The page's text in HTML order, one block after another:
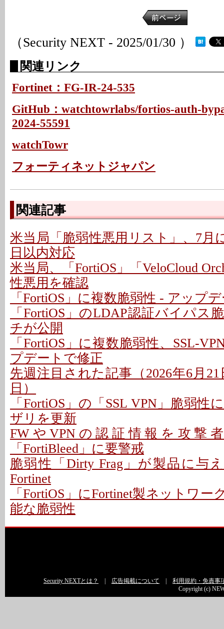
（Security NEXT - 2025/01/30 ）
関連リンク
Fortinet：FG-IR-24-535
GitHub：watchtowrlabs/fortios-auth-
2024-55591
watchTowr
フォーティネットジャパン
関連記事
米当局「脆弱性悪用リスト」、7月
日以内対応
米当局、「FortiOS」「VeloCloud
性悪用を確認
「FortiOS」に複数脆弱性 - アップ
「FortiOS」のLDAP認証バイパス
チが公開
「FortiOS」に複数脆弱性、SSL-
プデートで修正
先週注目された記事（2026年6月21
日）
「FortiOS」の「SSL VPN」脆弱性
ザリを更新
FWやVPNの認証情報を攻撃
「FortiBleed」に要警戒
脆弱性「Dirty Frag」が製品に与
Fortinet
「FortiOS」にFortinet製ネットワー
能な脆弱性
Security NEXTとは？ 広告掲載について
利用規約・免責事
Copyright (c)